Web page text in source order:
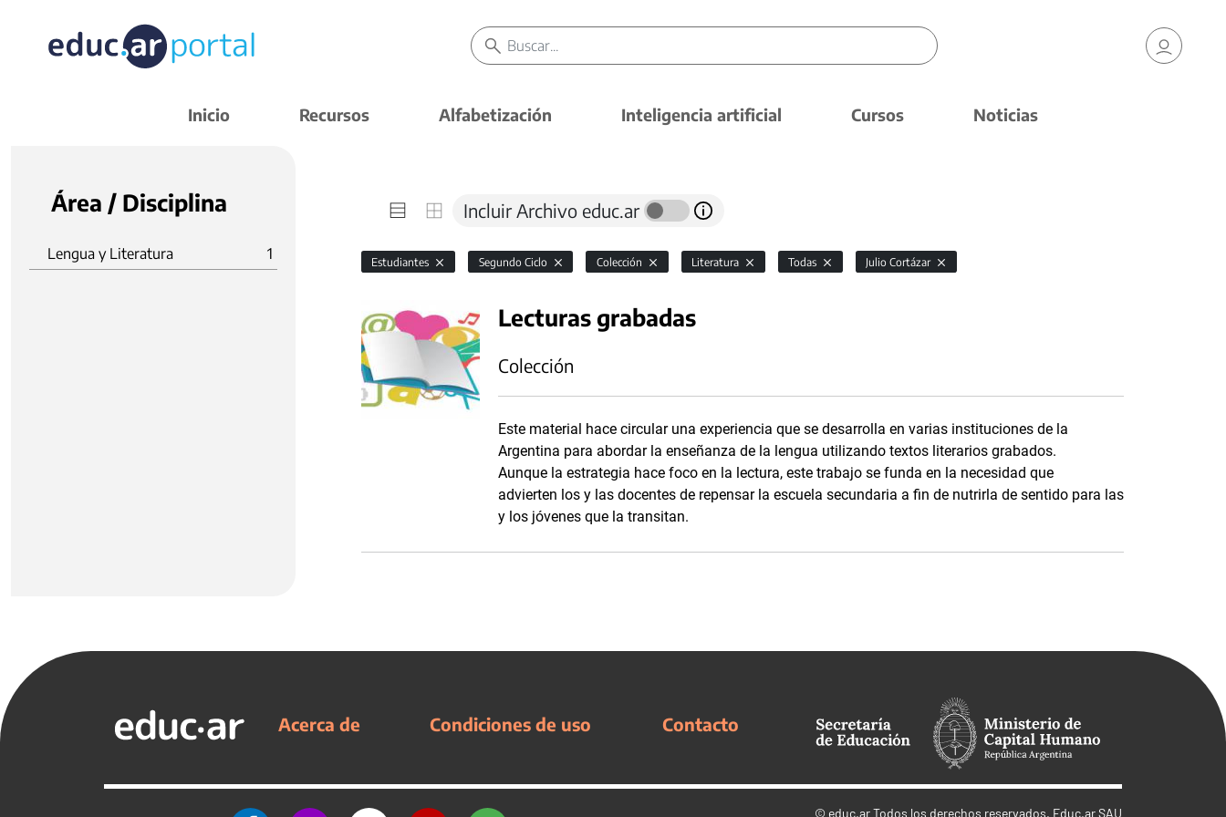
Inicio Recursos Alfabetización Inteligencia artificial Cursos Noticias
Área / Disciplina
Lengua y Literatura 1
Incluir Archivo educ.ar
Estudiantes Segundo Ciclo Colección Literatura Todas Julio Cortázar
Lecturas grabadas
Colección
Este material hace circular una experiencia que se desarrolla en varias instituciones de la
Argentina para abordar la enseñanza de la lengua utilizando textos literarios grabados.
Aunque la estrategia hace foco en la lectura, este trabajo se funda en la necesidad que
advierten los y las docentes de repensar la escuela secundaria a fin de nutrirla de sentido para las
y los jóvenes que la transitan.
Acerca de Condiciones de uso Contacto
© educ.arTodos los derechos reservados. Educ.ar SAU